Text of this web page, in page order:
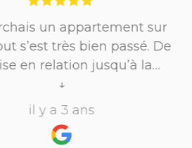
Une super agence
très professionnels,
côté humain:
ils ont su
mon projet